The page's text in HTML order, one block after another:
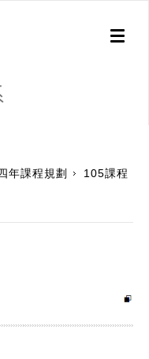
Toggle
年課程規劃
105課程